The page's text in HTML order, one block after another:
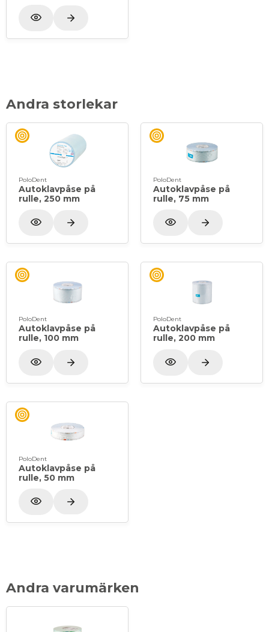
Andra storlekar
PoloDent
Autoklavpåse på
rulle, 250 mm
PoloDent
Autoklavpåse på
rulle, 75 mm
PoloDent
Autoklavpåse på
rulle, 100 mm
PoloDent
Autoklavpåse på
rulle, 200 mm
PoloDent
Autoklavpåse på
rulle, 50 mm
Andra varumärken